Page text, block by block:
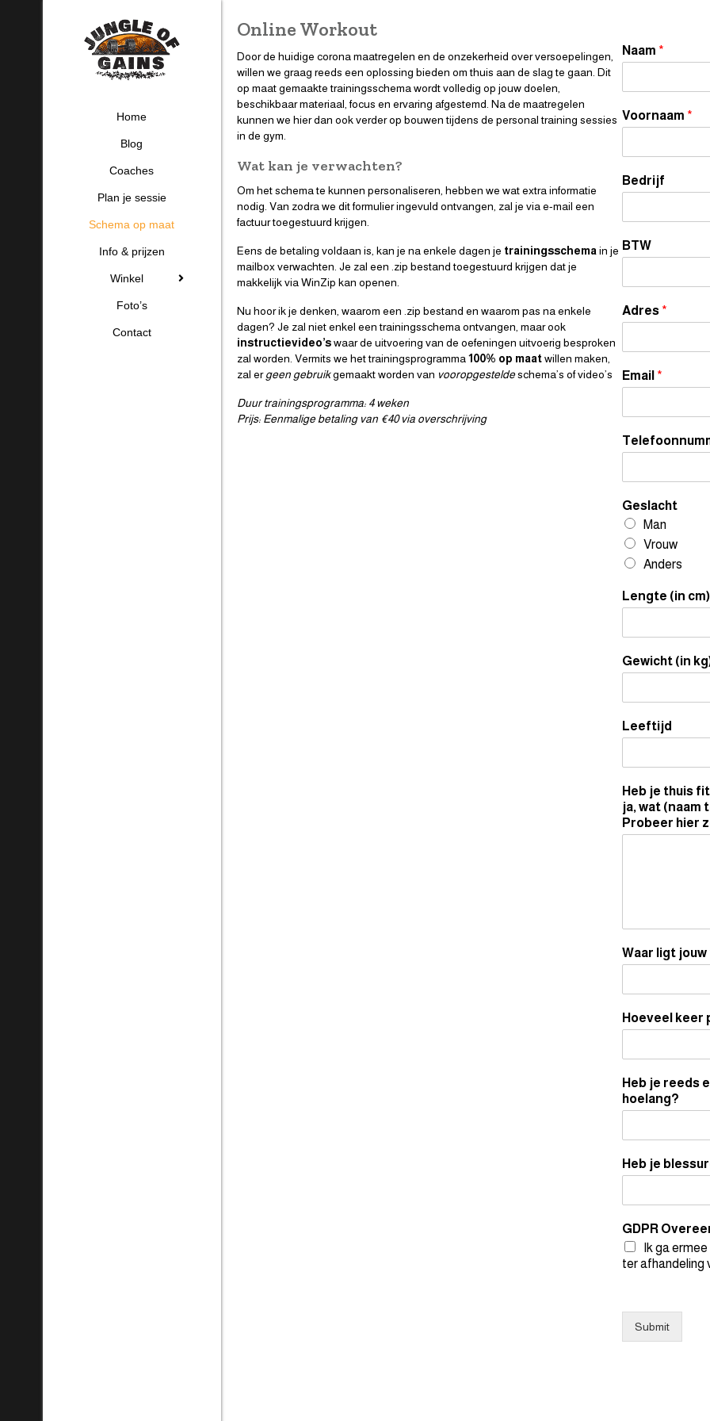
Home
Blog
Coaches
Plan je sessie
Schema op maat
Info & prijzen
Winkel
Foto’s
Contact
Online Workout
Door de huidige corona maatregelen en de onzekerheid over versoepelingen,
willen we graag reeds een oplossing bieden om thuis aan de slag te gaan. Dit
op maat gemaakte trainingsschema wordt volledig op jouw doelen,
beschikbaar materiaal, focus en ervaring afgestemd. Na de maatregelen
kunnen we hier dan ook verder op bouwen tijdens de personal training sessies
in de gym.
Wat kan je verwachten?
Om het schema te kunnen personaliseren, hebben we wat extra informatie
nodig. Van zodra we dit formulier ingevuld ontvangen, zal je via e-mail een
factuur toegestuurd krijgen.
Eens de betaling voldaan is, kan je na enkele dagen je trainingsschema in je
mailbox verwachten. Je zal een .zip bestand toegestuurd krijgen dat je
makkelijk via WinZip kan openen.
Nu hoor ik je denken, waarom een .zip bestand en waarom pas na enkele
dagen? Je zal niet enkel een trainingsschema ontvangen, maar ook
instructievideo’swaar de uitvoering van de oefeningen uitvoerig besproken
zal worden. Vermits we het trainingsprogramma 100% op maatwillen maken,
zal ergeen gebruikgemaakt worden van vooropgesteldeschema’s of video’s
Duur trainingsprogramma: 4 weken
Prijs: Eenmalige betaling van €40 via overschrijving
Naam *
Voornaam *
Bedrijf
BTW
Adres *
Email *
Geslacht
Man
Vrouw
Anders
Lengte (in cm)
Gewicht (in
Leeftijd
Heb je thuis
ja, wat (naam
Probeer hier
Waar ligt
Hoeveel keer
Heb je reeds
hoelang?
Heb je
GDPR
Ik ga
ter afhandeling
Submit